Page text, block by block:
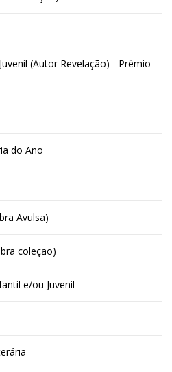
(Autor Revelação) - Prêmio
do Ano
Avulsa)
coleção)
e/ou Juvenil